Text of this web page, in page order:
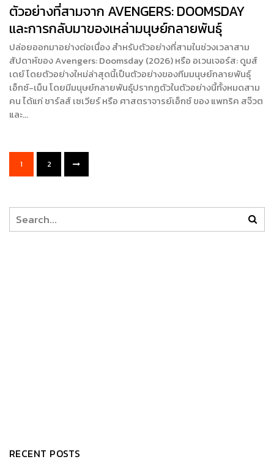
ตัวอย่างที่สามจาก AVENGERS: DOOMSDAY
และการกลับมาของเหล่ามนุษย์กลายพันธุ์
ปล่อยออกมาอย่างต่อเนื่อง สำหรับตัวอย่างที่สามในช่วงเวลาสาม
สัปดาห์ของ Avengers: Doomsday (2026) หรือ อเวนเจอร์ส: ดูมส์
เดย์ โดยตัวอย่างใหม่ล่าสุดนี้เป็นตัวอย่างของทีมมนุษย์กลายพันธุ์
เอ็กซ์-เม็น โดยมีมนุษย์กลายพันธุ์ปรากฏตัวในตัวอย่างนี้ทั้งหมดสาม
คน ได้แก่ ชาร์ลส์ เซเวียร์ หรือ ศาสตราจารย์เอ็กซ์ ของ แพทริค สจ๊วต
และ…
1 2
RECENT POSTS